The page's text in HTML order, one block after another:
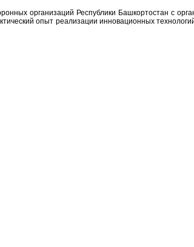
организаций Республики Башкортостан с
опыт реализации инновационных